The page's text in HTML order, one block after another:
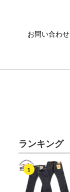
お問い合わせ
ランキング
1